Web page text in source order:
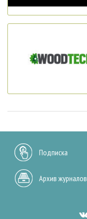
Подписка
Архив журналов